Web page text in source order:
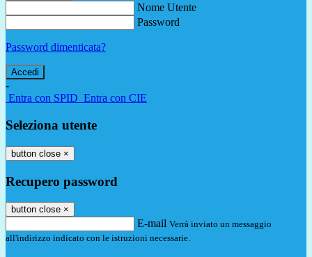
Nome Utente
Password
Password dimenticata?
-
Entra con SPID Entra con CIE
Seleziona utente
button close ×
Recupero password
button close ×
E-mail Verrà inviato un messaggio
all'indirizzo indicato con le istruzioni necessarie.